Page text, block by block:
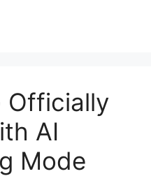
Officially
AI
Mode